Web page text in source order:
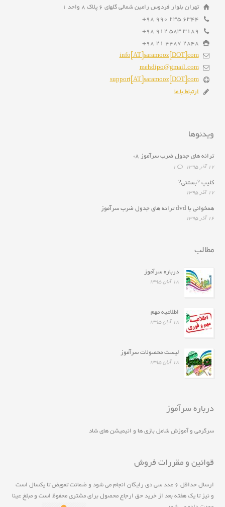
تهران بلوار فردوس رامین شمالی گلهای ۶ پلاک ۸ واحد ۱
6344 235 990 98+
3189 583 912 98+
2848 4487 21 98+
info[AT]saramooz[DOT]com
mehdipo@gmail.com
support[AT]saramooz[DOT]com
ارتباط با ما
ویدئوها
ترانه هاى جدول ضرب سرآموز ۸*
۱۷ آذر ۱۳۹۵ 1
کلیپ ?بستنی?
۱۷ آذر ۱۳۹۵
همخوانى با dvd ترانه هاى جدول ضرب سرآموز
۱۶ آذر ۱۳۹۵
مطالب
درباره سرآموز
۱۸ آبان ۱۳۹۵
اطلاعیه مهم
۱۸ آبان ۱۳۹۵
لیست محصولات سرآموز
۱۸ آبان ۱۳۹۵
درباره سرآموز
سرگرمی و آموزش شامل بازی ها و انیمیشن های شاد
قوانین و مقررات فروش
ارسال حداقل ۶ عدد سی دی رايگان انجام مي شود و ضمانت تعويض تا يکسال است
و نيز تا يک هفته بعد از خريد حق ارجاع محصول برای مشتری محفوظ است و مبلغ عينا